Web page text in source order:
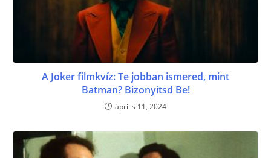
A Joker filmkvíz: Te jobban ismered, mint
Batman? Bizonyítsd Be!
április 11, 2024